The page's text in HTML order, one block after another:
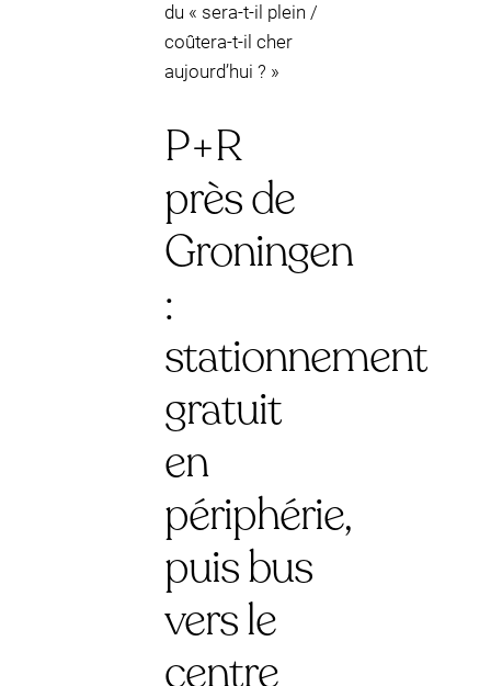
du « sera-t-il plein /
coûtera-t-il cher
aujourd’hui ? »
P+R
près de
Groningen
:
stationnement
gratuit
en
périphérie,
puis bus
vers le
centre